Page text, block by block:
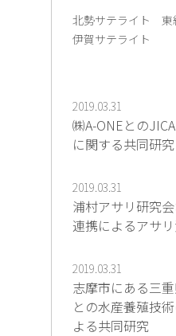
北勢サテライト 東
伊賀サテライト
2019.03.31
㈱A-ONEとの
に関する共同研究
2019.03.31
浦村アサリ研究
連携によるアサ
2019.03.31
志摩市にある三
との水産養殖技
よる共同研究